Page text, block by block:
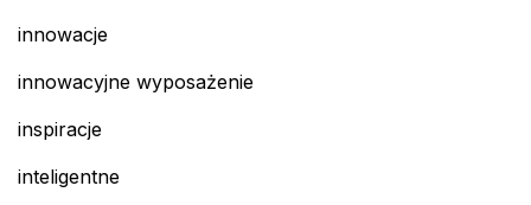
innowacje
innowacyjne wyposażenie
inspiracje
inteligentne